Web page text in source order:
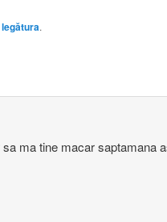
legătura.
ma tine macar saptamana